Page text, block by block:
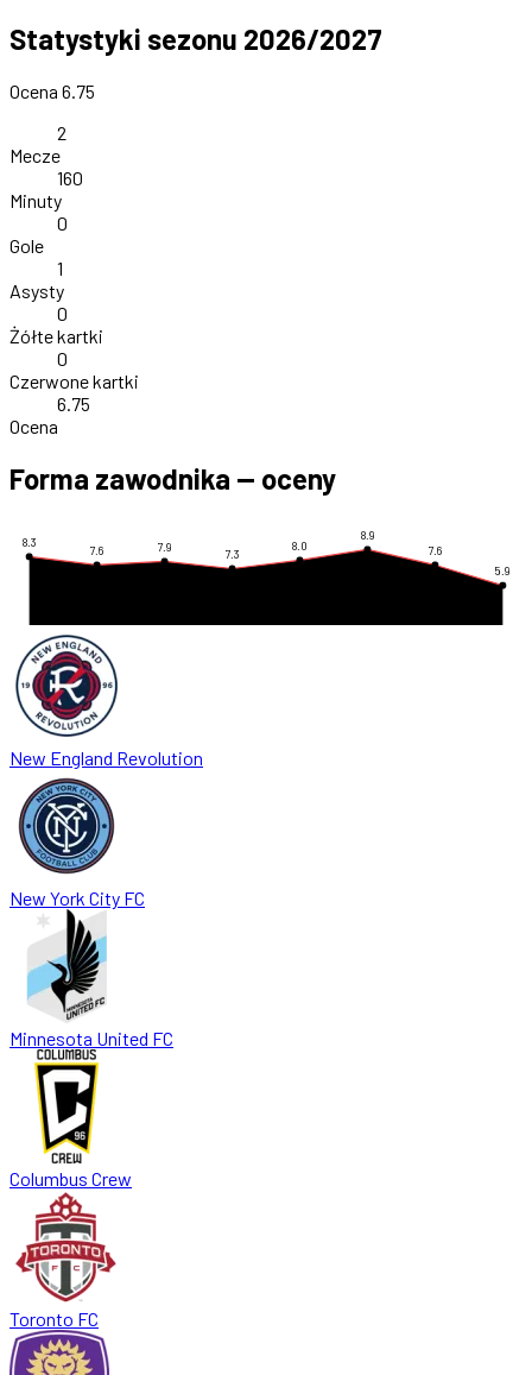
Statystyki sezonu 2026/2027
Ocena 6.75
2
Mecze
160
Minuty
0
Gole
1
Asysty
0
Żółte kartki
0
Czerwone kartki
6.75
Ocena
Forma zawodnika — oceny
8.3
7.6 7.9
7.3
8.0
8.9
7.6
5.9
New England Revolution
New York City FC
Minnesota United FC
Columbus Crew
Toronto FC